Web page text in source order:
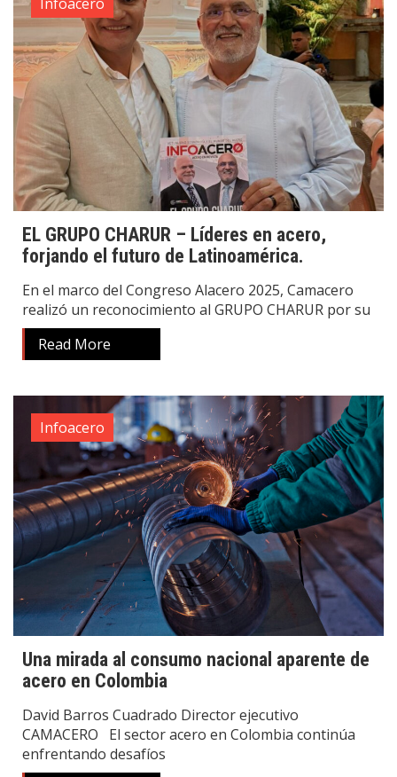
EL GRUPO CHARUR – Líderes en acero,
forjando el futuro de Latinoamérica.
En el marco del Congreso Alacero 2025, Camacero
realizó un reconocimiento al GRUPO CHARUR por su
Read More
Infoacero
Una mirada al consumo nacional aparente de
acero en Colombia
David Barros Cuadrado Director ejecutivo
CAMACERO El sector acero en Colombia continúa
enfrentando desafíos